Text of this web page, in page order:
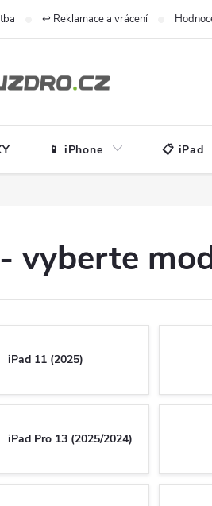
↩️ Reklamace a vrácení
📱 iPhone 📋 iPad
vyberte
iPad 11 (2025)
iPad Pro 13 (2025/2024)